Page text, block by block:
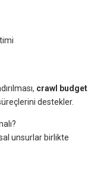
crawl budget
destekler.
unsurlar birlikte